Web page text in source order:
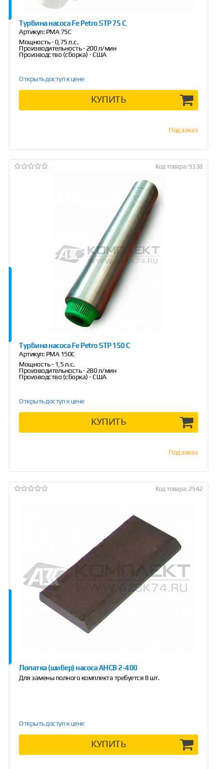
Турбина насоса Fe Petro STP 75 C
Артикул: РМА 75С
Мощность - 0,75 л.с.
Производительность - 200 л/мин
Производство (сборка) - США
Открыть доступ к цене
КУПИТЬ
Под заказ
Код товара: 9338
Турбина насоса Fe Petro STP 150 C
Артикул: РМА 150С
Мощность - 1,5 л.с.
Производительность - 280 л/мин
Производство (сборка) - США
Открыть доступ к цене
КУПИТЬ
Под заказ
Код товара: 2942
Лопатка (шибер) насоса АНСВ 2-400
Для замены полного комплекта требуется 8 шт.
Открыть доступ к цене
КУПИТЬ